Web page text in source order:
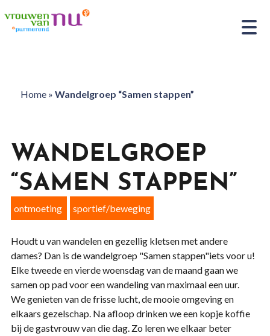
Home» Wandelgroep “Samen stappen”
WANDELGROEP
“SAMEN STAPPEN”
ontmoeting sportief/beweging
Houdt u van wandelen en gezellig kletsen met andere
dames? Dan is de wandelgroep "Samen stappen"iets voor u!
Elke tweede en vierde woensdag van de maand gaan we
samen op pad voor een wandeling van maximaal een uur.
We genieten van de frisse lucht, de mooie omgeving en
elkaars gezelschap. Na afloop drinken we een kopje koffie
bij de gastvrouw van die dag. Zo leren we elkaar beter